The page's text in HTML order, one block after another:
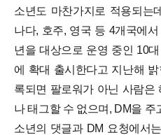
소년도 마찬가지로 적용되는
나다, 호주, 영국 등 4개국에
년을 대상으로 운영 중인 10
에 확대 출시한다고 지난해
록되면 팔로워가 아닌 사람은
나 태그할 수 없으며, DM을 주
소년의 댓글과 DM 요청에서